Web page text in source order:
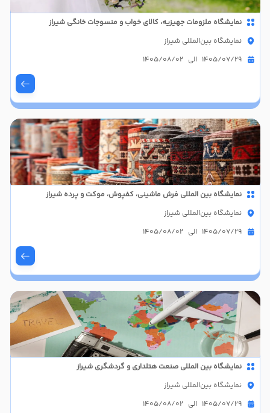
نمايشگاه ملزومات جهيزيه، کالای خواب و منسوجات خانگی شیراز
نمایشگاه بین‌المللی شیراز
1405/07/29 الی 1405/08/02
نمایشگاه بین المللی فرش ماشینی، کفپوش، موکت و پرده شیراز
نمایشگاه بین‌المللی شیراز
1405/07/29 الی 1405/08/02
نمایشگاه بین المللی صنعت هتلداری و گردشگری شیراز
نمایشگاه بین‌المللی شیراز
1405/07/29 الی 1405/08/02